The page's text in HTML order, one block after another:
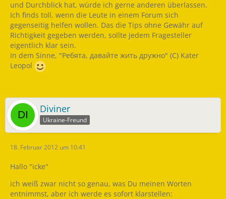
und Durchblick hat, würde ich gerne anderen überlassen.
Ich finds toll, wenn die Leute in einem Forum sich
gegenseitig helfen wollen. Das die Tips ohne Gewähr auf
Richtigkeit gegeben werden, sollte jedem Fragesteller
eigentlich klar sein.
In dem Sinne, "Ребята, давайте жить дружно" (C) Kater
Leopol
Diviner
Ukraine-Freund
18. Februar 2012 um 10:41
Hallo "icke"
ich weiß zwar nicht so genau, was Du meinen Worten
entnimmst, aber ich werde es sofort klarstellen: